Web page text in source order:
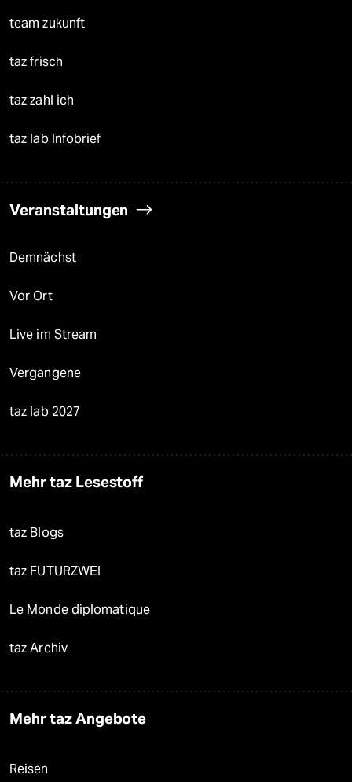
team zukunft
taz frisch
taz zahl ich
taz lab Infobrief
Veranstaltungen
Demnächst
Vor Ort
Live im Stream
Vergangene
taz lab 2027
Mehr taz Lesestoff
taz Blogs
taz FUTURZWEI
Le Monde diplomatique
taz Archiv
Mehr taz Angebote
Reisen